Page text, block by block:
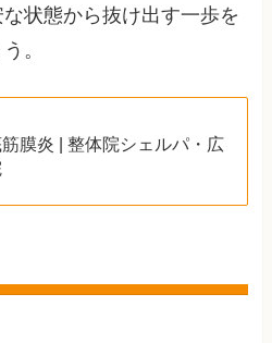
状態から抜け出す一歩を
。
筋膜炎 | 整体院シェルパ・広